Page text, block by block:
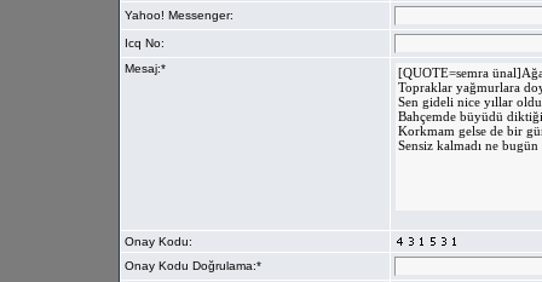
Yahoo! Messenger:
Icq No:
Mesaj:*
Onay Kodu:
Onay Kodu Doğrulama:*